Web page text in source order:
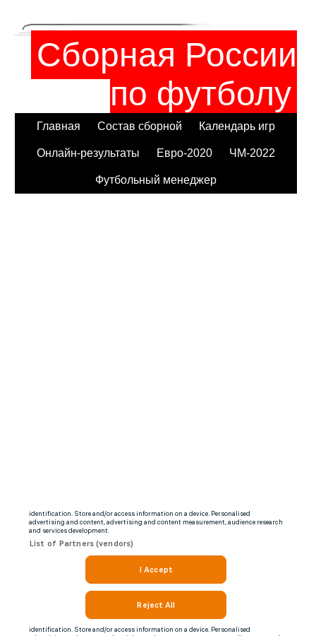
Сборная России
по футболу
Главная Состав сборной Календарь игр
Онлайн-результаты Евро-2020 ЧМ-2022
Футбольный менеджер